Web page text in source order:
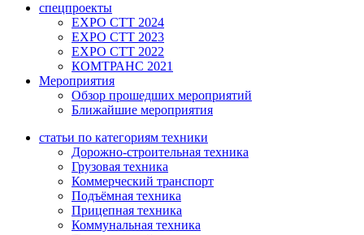
спецпроекты
EXPO CTT 2024
EXPO CTT 2023
EXPO CTT 2022
КОМТРАНС 2021
Мероприятия
Обзор прошедших мероприятий
Ближайшие мероприятия
статьи по категориям техники
Дорожно-строительная техника
Грузовая техника
Коммерческий транспорт
Подъёмная техника
Прицепная техника
Коммунальная техника